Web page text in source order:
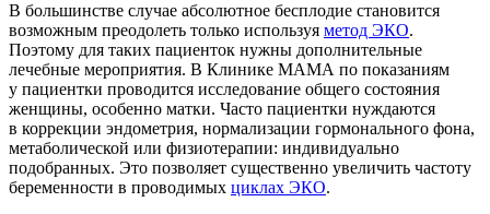
В большинстве случае абсолютное бесплодие становится
возможным преодолеть только используя метод ЭКО.
Поэтому для таких пациенток нужны дополнительные
лечебные мероприятия. В Клинике МАМА по показаниям
у пациентки проводится исследование общего состояния
женщины, особенно матки. Часто пациентки нуждаются
в коррекции эндометрия, нормализации гормонального фона,
метаболической или физиотерапии: индивидуально
подобранных. Это позволяет существенно увеличить частоту
беременности в проводимых циклах ЭКО.